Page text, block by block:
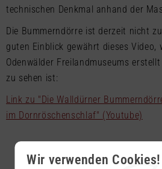
Wir verwenden Cookies!
technischen Denkmal anhand der
Die Bummerndörre ist derzeit nicht
guten Einblick gewährt dieses Video,
Odenwälder Freilandmuseums
zu sehen ist:
Link zu "Die Walldürner
im Dornröschenschlaf" (Youtube)